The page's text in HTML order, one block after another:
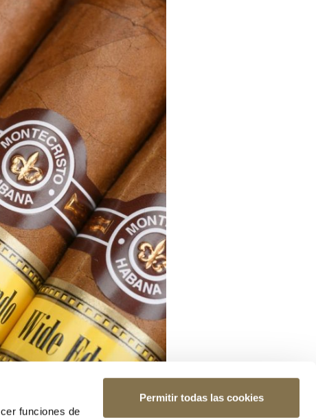
funciones de
Permitir todas las cookies